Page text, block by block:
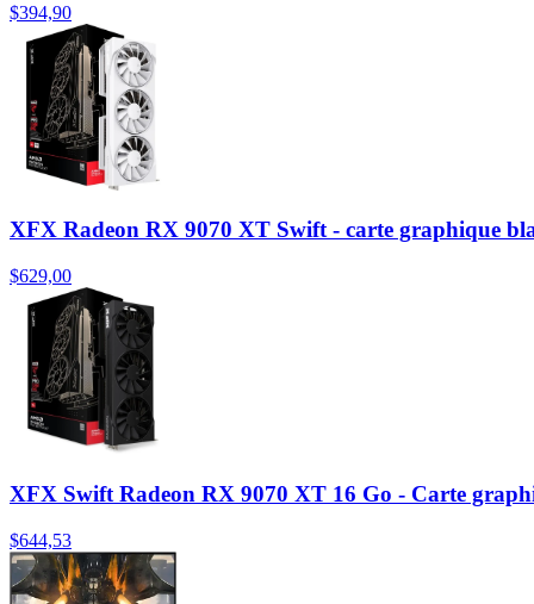
$394,90
XFX Radeon RX 9070 XT Swift - carte graphique
$629,00
XFX Swift Radeon RX 9070 XT 16 Go - Carte
$644,53